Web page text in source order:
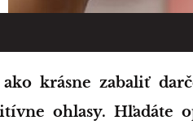
ohlasy. Hľadáte